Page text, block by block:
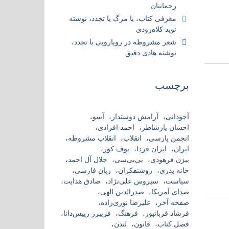
رحمانیان
معرفی کتاب، یا مرگ یا تجدد، نوشته
نوید کلاه‌رودی
شعر مشروطه در رویارویی با تجدد،
نوشته هادی دقیق
برچسب
آجودانی آرامش دوستدار
آسو
احسان یارشاطر
احمد افرادی
انجمن پارسی
انقلاب
انقلاب مشروطه
ایران
ایران فردا
بوف کور
بیژن فرهودی
بی‌بی‌سی
جلال آل احمد
خانه پدری
روشنفکران
زبان فارسی
سیاست
سیروس علی‌نژاد
صادق هدایت
صدای آمریکا
صدرالدین الهی
صفحه آخر
علیرضا نوری‌زاده
فرشاد قربانپور
فرهنگ
فریبرز رییس‌دانا
فصل کتاب
قانون لندن